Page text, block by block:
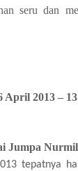
seru dan
April 2013 –
Jumpa
tepatnya